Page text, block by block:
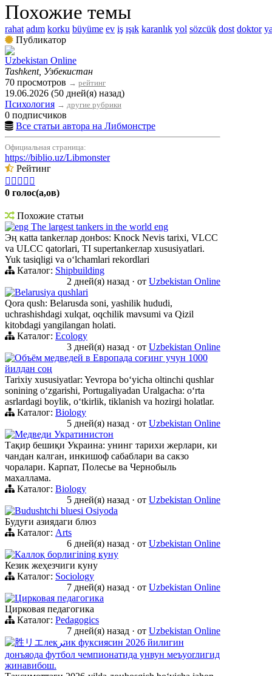
Похожие темы
rahat adım korku büyüme ev iş ışık karanlık yol sözcük dost doktor
Публикатор
Uzbekistan Online
Tashkent, Узбекистан
70 просмотров → рейтинг
19.06.2026 (50 дней(я) назад)
Психология → другие рубрики
0 подписчиков
Все статьи автора на Либмонстре
Официальная страница:
https://biblio.uz/Libmonster
Рейтинг
    
0 голос(а,ов)
Похожие статьи
eng The largest tankers in the world eng
Эң кatta tankerлар донbos: Knock Nevis tarixi, VLCC
va ULCC qatorlari, TI supertankerлар xususiyatlari.
Yuk tasiqligi va oʻlchamlari rekordlari
Каталог: Shipbuilding
2 дней(я) назад · от Uzbekistan Online
Belarusiya qushlari
Qora qush: Belarusda soni, yashilik hududi,
uchrashishdagi xulqat, oqchilik mavsumi va Qizil
kitobdagi yangilangan holati.
Каталог: Ecology
3 дней(я) назад · от Uzbekistan Online
Объём медведей в Европада соғинг учун 1000
йилдан соң
Tarixiy xususiyatlar: Yevropa boʻyicha oltinchi qushlar
sonining oʻzgarishi, Portugaliyadan Uralgacha: oʻrta
asrlardagi boylik, oʻtkirlik, tiklanish va hozirgi holatlar.
Каталог: Biology
5 дней(я) назад · от Uzbekistan Online
Медведи Укратинистон
Тақир бешиқи Украина: унинг тарихи жерлари, ки
чандан калган, инкишоф сабаблари ва сакзо
чоралари. Карпат, Полесье ва Чернобыль
махаллама.
Каталог: Biology
5 дней(я) назад · от Uzbekistan Online
Budushtchi bluesi Osiyoda
Будуғи азиядаги блюз
Каталог: Arts
6 дней(я) назад · от Uzbekistan Online
Каллоқ борлигining куну
Кезик жеҳезчиги куну
Каталог: Sociology
7 дней(я) назад · от Uzbekistan Online
Цирковая педагогика
Цирковая педагогика
Каталог: Pedagogics
7 дней(я) назад · от Uzbekistan Online
胜リエлекترик фуксиясин 2026 йилигин
донъяода футбол чемпионатида унвун меъyorлигид
жинавибош.